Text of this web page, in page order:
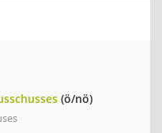
(ö/nö)